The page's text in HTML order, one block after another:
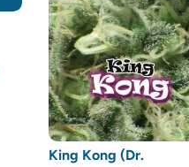
King Kong (Dr.